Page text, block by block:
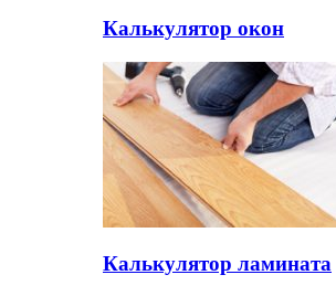
Калькулятор окон
Калькулятор ламината